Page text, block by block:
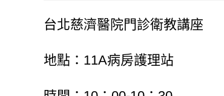
台北慈濟醫院門診衛教講座
地點：11A病房護理站